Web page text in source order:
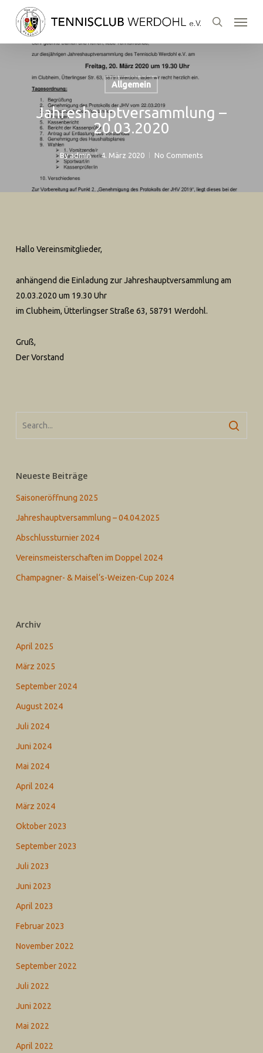
search
Menu
Allgemein
Jahreshauptversammlung –
20.03.2020
By admin 4. März 2020 No Comments
Hallo Vereinsmitglieder,
anhängend die Einladung zur Jahreshauptversammlung am
20.03.2020 um 19.30 Uhr
im Clubheim, Ütterlingser Straße 63, 58791 Werdohl.
Gruß,
Der Vorstand
Neueste Beiträge
Saisoneröffnung 2025
Jahreshauptversammlung – 04.04.2025
Abschlussturnier 2024
Vereinsmeisterschaften im Doppel 2024
Champagner- & Maisel‘s-Weizen-Cup 2024
Archiv
April 2025
März 2025
September 2024
August 2024
Juli 2024
Juni 2024
Mai 2024
April 2024
März 2024
Oktober 2023
September 2023
Juli 2023
Juni 2023
April 2023
Februar 2023
November 2022
September 2022
Juli 2022
Juni 2022
Mai 2022
April 2022